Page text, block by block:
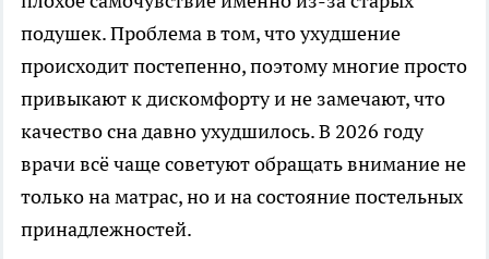
подушек. Проблема в том, что ухудшение
происходит постепенно, поэтому многие просто
привыкают к дискомфорту и не замечают, что
качество сна давно ухудшилось. В 2026 году
врачи всё чаще советуют обращать внимание не
только на матрас, но и на состояние постельных
принадлежностей.